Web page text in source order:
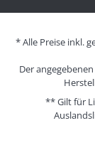
* Alle Preise inkl.
Der
** Gilt für